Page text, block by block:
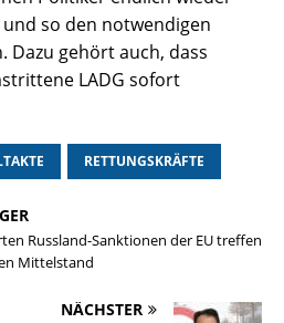
so den notwendigen
Dazu gehört auch, dass
LADG sofort
RETTUNGSKRÄFTE
Russland-Sanktionen der EU treffen
Mittelstand
NÄCHSTER